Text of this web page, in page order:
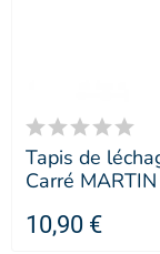
Tapis de
Carré MARTIN
10,90 €